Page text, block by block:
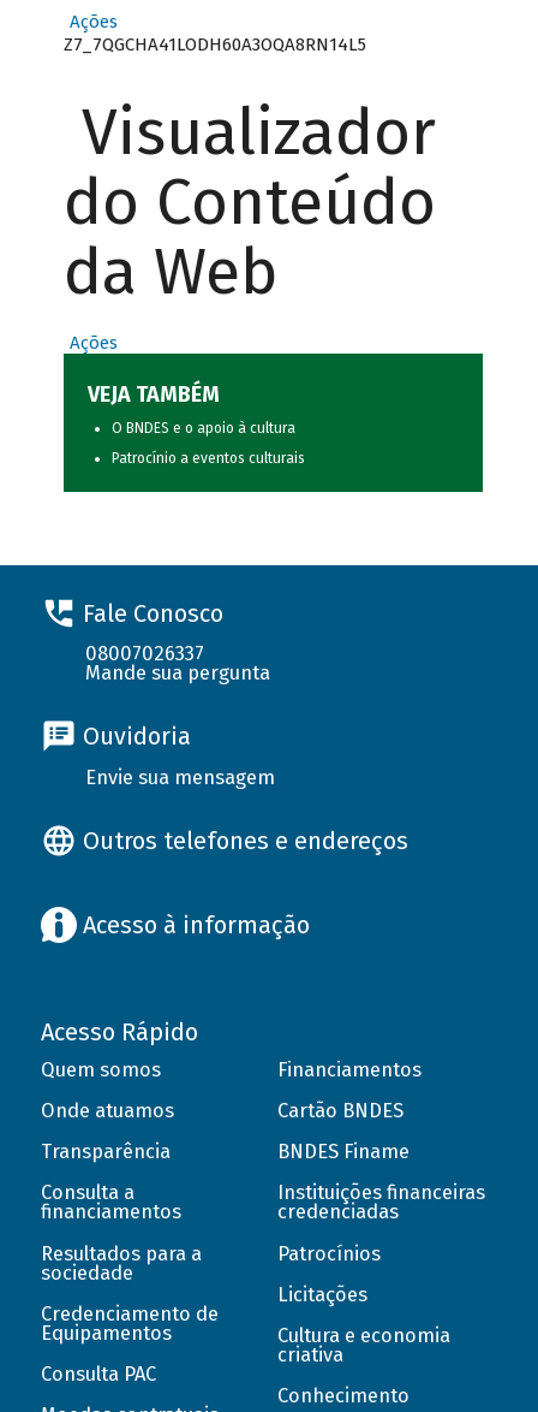
Ações
Z7_7QGCHA41LODH60A3OQA8RN14L5
Visualizador
do Conteúdo
da Web
Ações
VEJA TAMBÉM
O BNDES e o apoio à cultura
Patrocínio a eventos culturais
Fale Conosco
08007026337
Mande sua pergunta
Ouvidoria
Envie sua mensagem
Outros telefones e endereços
Acesso à informação
Acesso Rápido
Quem somos
Onde atuamos
Transparência
Consulta a
financiamentos
Resultados para a
sociedade
Credenciamento de
Equipamentos
Consulta PAC
Financiamentos
Cartão BNDES
BNDES Finame
Instituições financeiras
credenciadas
Patrocínios
Licitações
Cultura e economia
criativa
Conhecimento